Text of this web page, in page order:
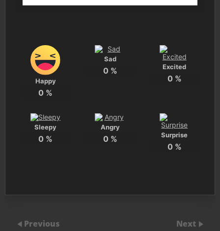
Happy
0 %
Sad
0 % Excited
0 %
Sleepy
0 %
Angry
0 % Surprise
0 %
Previous Next